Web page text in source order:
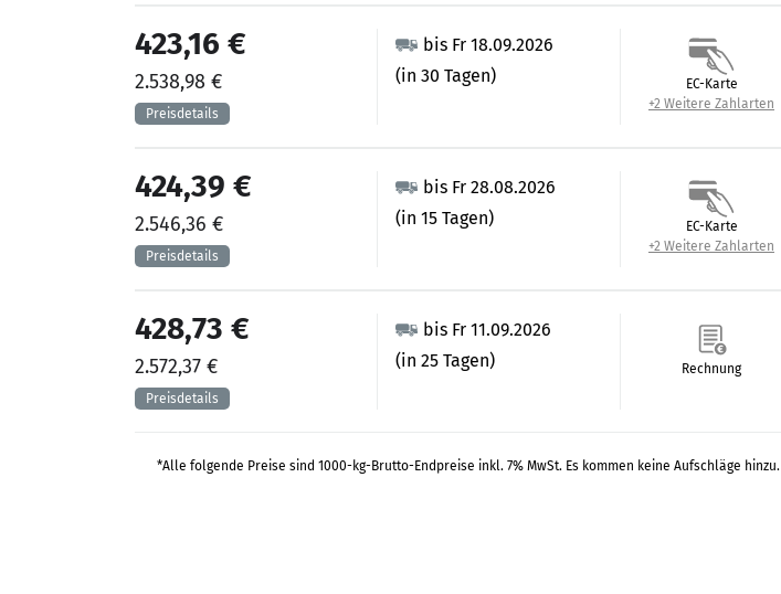
bis Fr 18.09.2026
(in 30 Tagen)
423,16 €
2.538,98 €
EC-Karte
+2 Weitere Zahlarten
bis Fr 28.08.2026
(in 15 Tagen)
424,39 €
2.546,36 €
EC-Karte
+2 Weitere Zahlarten
bis Fr 11.09.2026
(in 25 Tagen)
428,73 €
2.572,37 € Rechnung
*Alle folgende Preise sind 1000-kg-Brutto-Endpreise inkl. 7% MwSt. Es kommen keine Aufschläge hinzu.